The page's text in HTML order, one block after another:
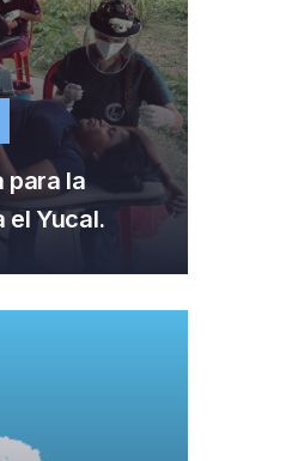
para la
el Yucal.